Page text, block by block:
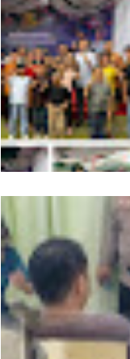
PPKKB Apresiasi
Izin PBPH di
Momen Natal,
Kasih Kepada
Setya